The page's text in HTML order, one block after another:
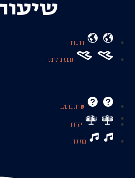
חדשות
נוסעים לרבנו
שו’’ת ברסלב
יהדות
מוזיקה